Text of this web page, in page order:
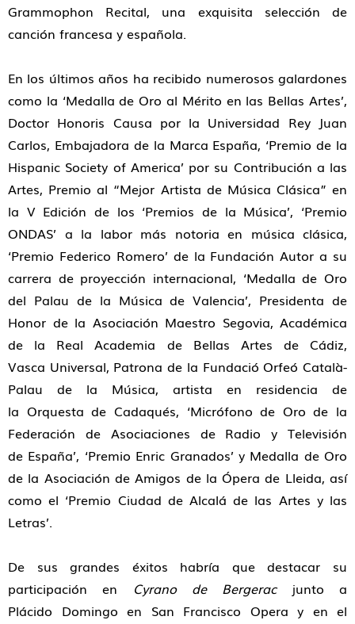
Grammophon Recital, una exquisita selección de
canción francesa y española.
En los últimos años ha recibido numerosos galardones
como la ‘Medalla de Oro al Mérito en las Bellas Artes’,
Doctor Honoris Causa por la Universidad Rey Juan
Carlos, Embajadora de la Marca España, ‘Premio de la
Hispanic Society of America’ por su Contribución a las
Artes, Premio al “Mejor Artista de Música Clásica” en
la V Edición de los ‘Premios de la Música’, ‘Premio
ONDAS’ a la labor más notoria en música clásica,
‘Premio Federico Romero’ de la Fundación Autor a su
carrera de proyección internacional, ‘Medalla de Oro
del Palau de la Música de Valencia’, Presidenta de
Honor de la Asociación Maestro Segovia, Académica
de la Real Academia de Bellas Artes de Cádiz,
Vasca Universal, Patrona de la Fundació Orfeó Català-
Palau de la Música, artista en residencia de
la Orquesta de Cadaqués, ‘Micrófono de Oro de la
Federación de Asociaciones de Radio y Televisión
de España’, ‘Premio Enric Granados’ y Medalla de Oro
de la Asociación de Amigos de la Ópera de Lleida, así
como el ‘Premio Ciudad de Alcalá de las Artes y las
Letras’.
De sus grandes éxitos habría que destacar su
participación en Cyrano de Bergeracjunto a
Plácido Domingo en San Francisco Opera y en el